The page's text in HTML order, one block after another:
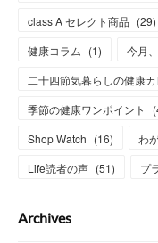
class A セレクト商品 (29)
健康コラム (1) 今月
二十四節気暮らしの健康
季節の健康ワンポイント
(
Shop Watch (16) わ
Life読者の声 (51) プ
Archives